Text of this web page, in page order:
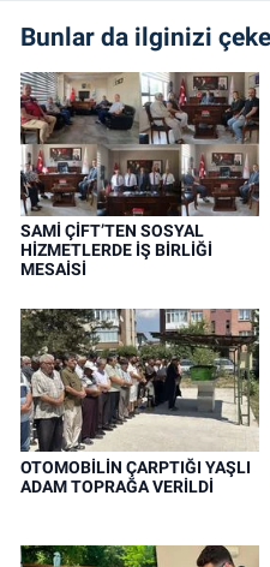
Bunlar da ilginizi
SAMİ ÇİFT’TEN SOSYAL
HİZMETLERDE İŞ BİRLİĞİ
MESAİSİ
OTOMOBİLİN ÇARPTIĞI YAŞLI
ADAM TOPRAĞA VERİLDİ